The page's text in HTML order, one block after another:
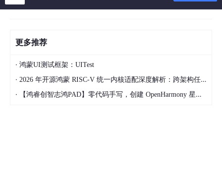
更多推荐
· 鸿蒙UI测试框架：UITest
· 2026 年开源鸿蒙 RISC-V 统一内核适配深度解析：跨架构任务调度与功耗控制实现
· 【鸿睿创智志鸿PAD】零代码手写，创建 OpenHarmony 星星辐射动画